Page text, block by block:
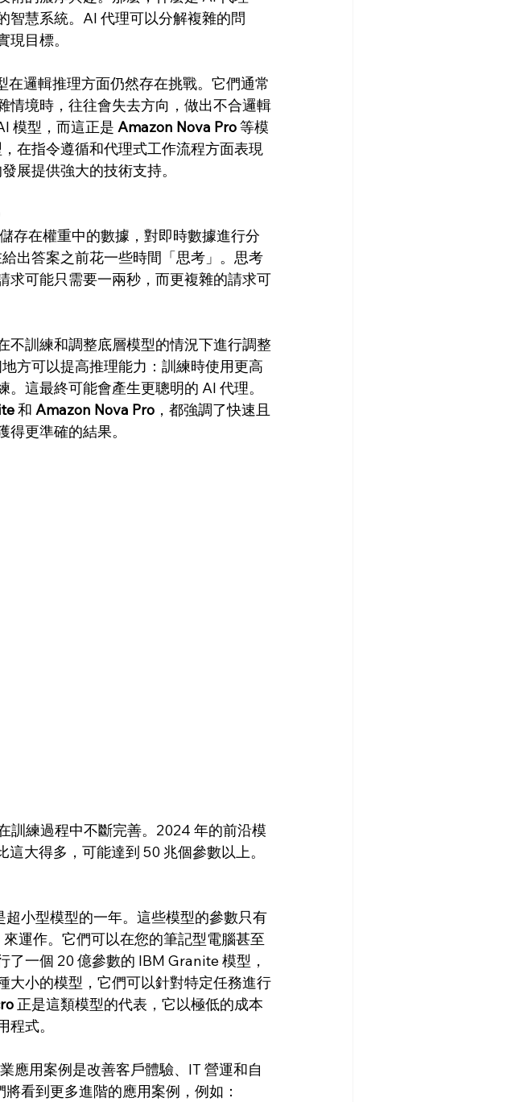
智慧系統。AI 代理可以分解複雜的問
目標。
在邏輯推理方面仍然存在挑戰。它們通常
情境時，往往會失去方向，做出不合邏輯
模型，而這正是 Amazon Nova Pro 等模
在指令遵循和代理式工作流程方面表現
展提供強大的技術支持。
存在權重中的數據，對即時數據進行分
出答案之前花一些時間「思考」。思考
求可能只需要一兩秒，而更複雜的請求可
不訓練和調整底層模型的情況下進行調整
方可以提高推理能力：訓練時使用更高
這最終可能會產生更聰明的 AI 代理。
和 Amazon Nova Pro ，都強調了快速且
更準確的結果。
訓練過程中不斷完善。2024 年的前沿模
大得多，可能達到 50 兆個參數以上。
小型模型的一年。這些模型的參數只有
運作。它們可以在您的筆記型電腦甚至
一個 20 億參數的 IBM Granite 模型，
大小的模型，它們可以針對特定任務進行
正是這類模型的代表，它以極低的成本
式。
應用案例是改善客戶體驗、IT 營運和自
看到更多進階的應用案例，例如：